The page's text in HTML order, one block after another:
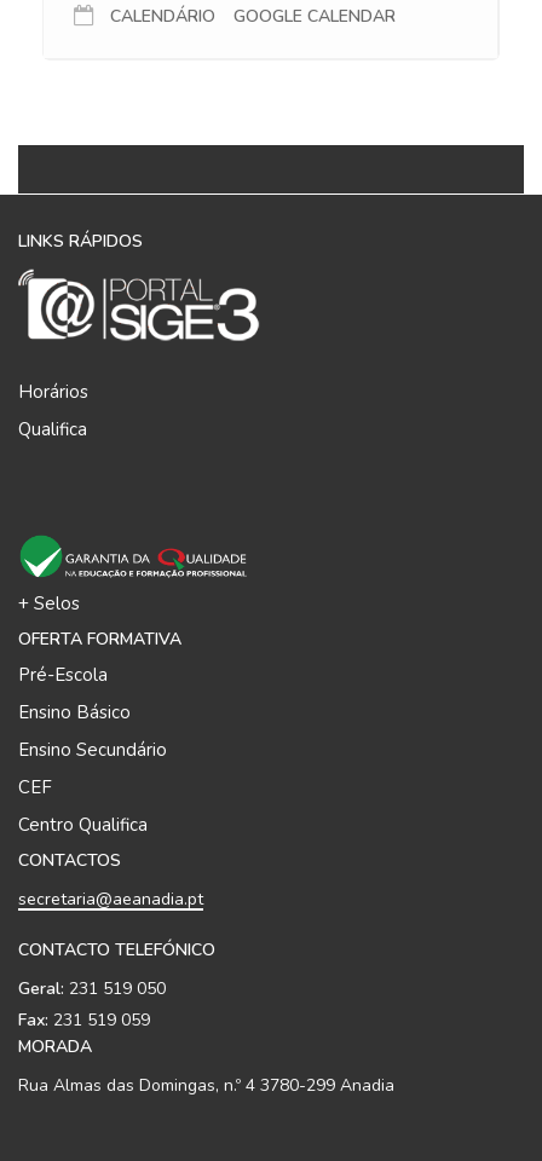
CALENDÁRIO GOOGLE CALENDAR
LINKS RÁPIDOS
Horários
Qualifica
+ Selos
OFERTA FORMATIVA
Pré-Escola
Ensino Básico
Ensino Secundário
CEF
Centro Qualifica
CONTACTOS
secretaria@aeanadia.pt
CONTACTO TELEFÓNICO
Geral: 231 519 050
Fax: 231 519 059
MORADA
Rua Almas das Domingas, n.º 4 3780-299 Anadia